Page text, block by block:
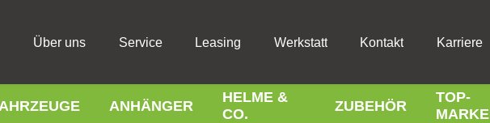
Über uns Service Leasing Werkstatt Kontakt Karriere
ANHÄNGER
HELME &
CO.
ZUBEHÖR
TOP-